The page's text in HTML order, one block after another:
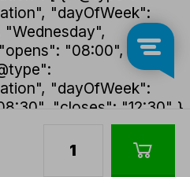
"dayOfWeek":
"08:00",
"dayOfWeek":
"closes": "12:30" }
"founder": { "@type":
Kippers" },
"Bancontact",